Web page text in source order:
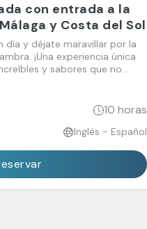
con entrada a la
y Costa del Sol
día y déjate maravillar por la
¡Una experiencia única
y sabores que no
10 horas
Inglés - Español